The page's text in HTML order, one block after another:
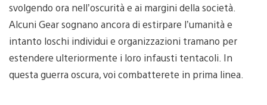
svolgendo ora nell’oscurità e ai margini della società.
Alcuni Gear sognano ancora di estirpare l’umanità e
intanto loschi individui e organizzazioni tramano per
estendere ulteriormente i loro infausti tentacoli. In
questa guerra oscura, voi combatterete in prima linea.